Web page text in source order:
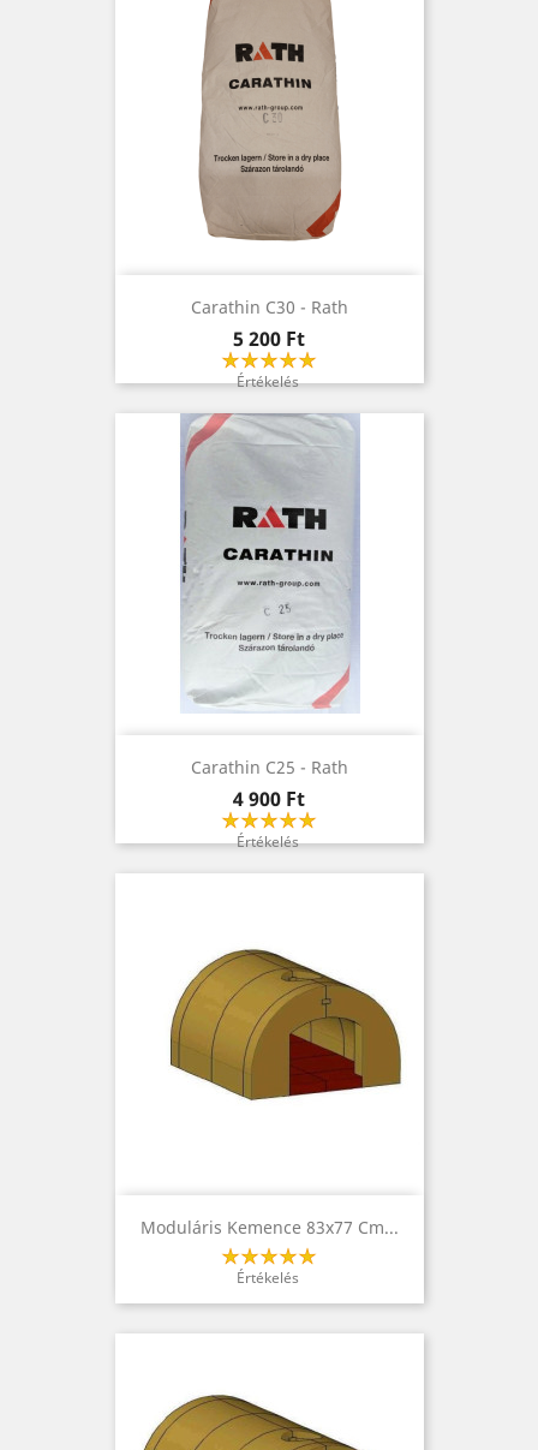
Carathin C30 - Rath
Ár
5 200 Ft
Értékelés
Carathin C25 - Rath
Ár
4 900 Ft
Értékelés
Moduláris Kemence 83x77 Cm...
Értékelés